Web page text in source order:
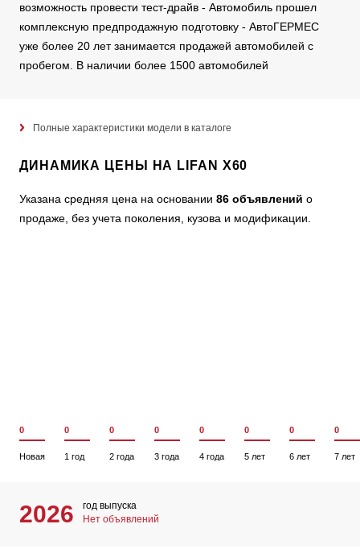
возможность провести тест-драйв - Автомобиль прошел
комплексную предпродажную подготовку - АвтоГЕРМЕС
уже более 20 лет занимается продажей автомобилей с
пробегом. В наличии более 1500 автомобилей
Полные характеристики модели в каталоге
ДИНАМИКА ЦЕНЫ НА LIFAN X60
Указана средняя цена на основании 86 объявлений о
продаже, без учета поколения, кузова и модификации.
0
Новая
0
1 год
0
2 года
0
3 года
0
4 года
0
5 лет
0
6 лет
0
7 лет
2026
год выпуска
Нет объявлений